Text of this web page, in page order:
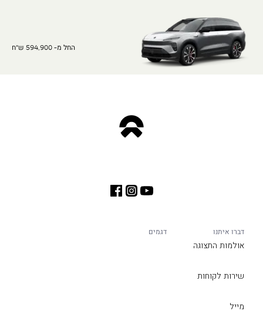
החל מ- 594,900 ש"ח
דברו איתנו
אולמות התצוגה
שירות לקוחות
מייל
דגמים